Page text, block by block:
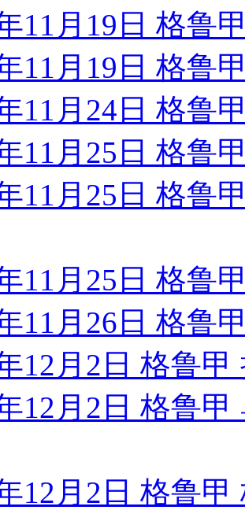
11月19日 格鲁
11月19日 格鲁
11月24日 格鲁
11月25日 格鲁
11月25日 格鲁
11月25日 格鲁
11月26日 格鲁
12月2日 格鲁
12月2日 格鲁
12月2日 格鲁